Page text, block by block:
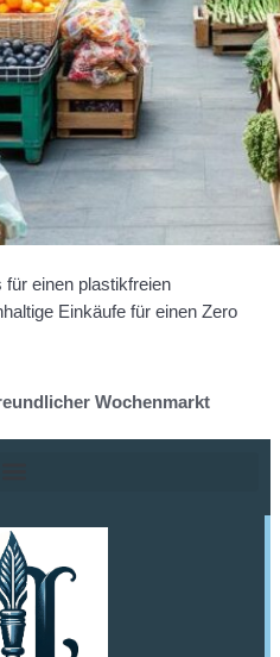
einen plastikfreien
Einkäufe für einen Zero
Wochenmarkt